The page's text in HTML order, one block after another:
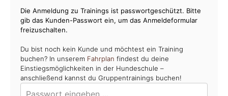
Die Anmeldung zu Trainings ist passwortgeschützt. Bitte
gib das Kunden-Passwort ein, um das Anmeldeformular
freizuschalten.
Du bist noch kein Kunde und möchtest ein Training
buchen? In unserem Fahrplan findest du deine
Einstiegsmöglichkeiten in der Hundeschule –
anschließend kannst du Gruppentrainings buchen!